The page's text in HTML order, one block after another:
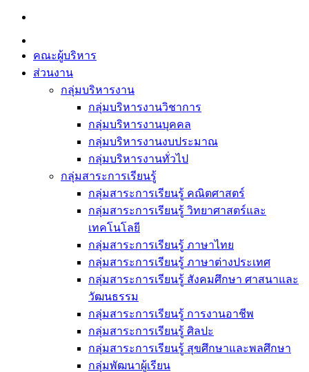
Skip
content
คณะผู้บริหาร
ส่วนงาน
กลุ่มบริหารงาน
กลุ่มบริหารงานวิชาการ
กลุ่มบริหารงานบุคคล
กลุ่มบริหารงานงบประมาณ
กลุ่มบริหารงานทั่วไป
กลุ่มสาระการเรียนรู้
กลุ่มสาระการเรียนรู้ คณิตศาสตร์
กลุ่มสาระการเรียนรู้ วิทยาศาสตร์และ
เทคโนโลยี
กลุ่มสาระการเรียนรู้ ภาษาไทย
กลุ่มสาระการเรียนรู้ ภาษาต่างประเทศ
กลุ่มสาระการเรียนรู้ สังคมศึกษา ศาสนาและ
วัฒนธรรม
กลุ่มสาระการเรียนรู้ การงานอาชีพ
กลุ่มสาระการเรียนรู้ ศิลปะ
กลุ่มสาระการเรียนรู้ สุขศึกษาและพลศึกษา
กลุ่มพัฒนาผู้เรียน